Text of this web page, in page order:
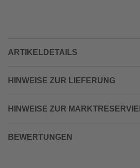
ARTIKELDETAILS
HINWEISE ZUR LIEFERUNG
HINWEISE ZUR
BEWERTUNGEN